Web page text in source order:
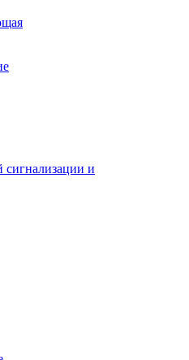
сигнализации и